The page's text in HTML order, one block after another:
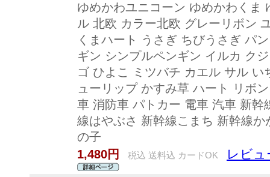
ゆめかわユニコーン ゆめかわくま
ル 北欧 カラー北欧 グレーリボン
くまハート うさぎ ちびうさぎ パ
ギン シンプルペンギン イルカ ク
ゴ ひよこ ミツバチ カエル サル
ューリップ かすみ草 ハート リボ
車 消防車 パトカー 電車 汽車 新
線はやぶさ 新幹線こまち 新幹線
の子
1,480円
税込 送料込 カードOK レビュ